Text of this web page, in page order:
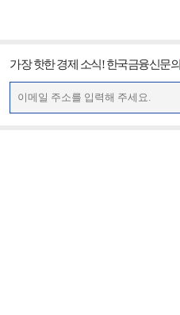
가장 핫한 경제 소식! 한국금융신문의